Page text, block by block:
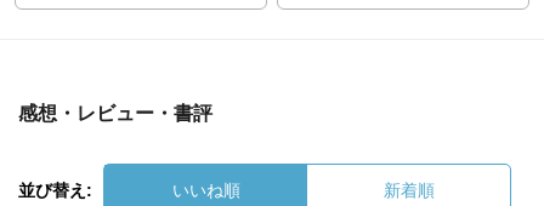
感想・レビュー・書評
並び替え: いいね順 新着順